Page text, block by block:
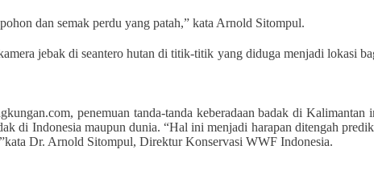
dan semak perdu yang patah,” kata Arnold Sitompul.
jebak di seantero hutan di titik-titik yang diduga menjadi lokasi
penemuan tanda-tanda keberadaan badak di Kalimantan
di Indonesia maupun dunia. “Hal ini menjadi harapan ditengah
Dr. Arnold Sitompul, Direktur Konservasi WWF Indonesia.